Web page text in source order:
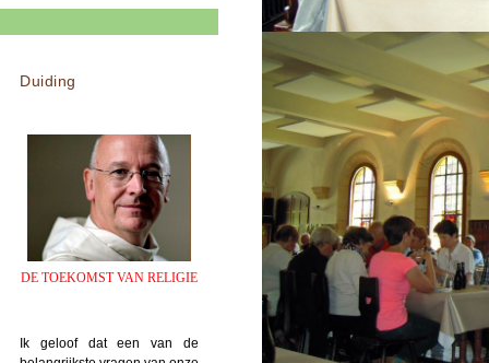
Duiding
DE TOEKOMST VAN RELIGIE
Ik geloof dat een van de